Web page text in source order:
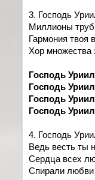
3. Господь
Миллионы
Гармония твоя
Хор множества
Господь
Господь
Господь
Господь
4. Господь
Ведь весть ты
Сердца всех
Спирали любви